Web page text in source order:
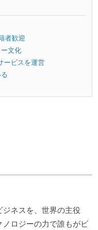
者歓迎
文化
ービスを運営
ネスを、世界の主役
ロジーの力で誰もがビ